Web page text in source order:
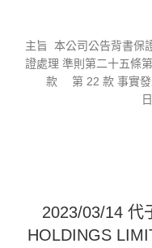
主旨 本公司公告背書保
證處理 準則第二十五條
款 第 22 款 事實發
2023/03/14 代
HOLDINGS